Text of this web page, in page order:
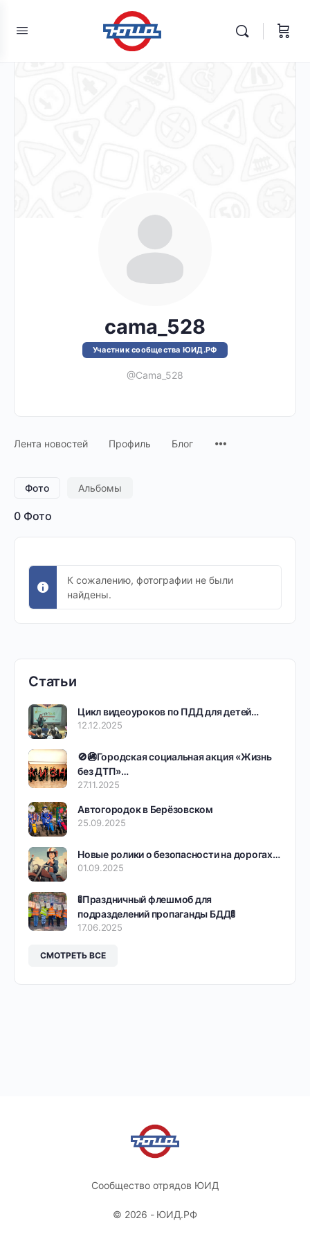
cama_528
Участник сообщества ЮИД.РФ
@Cama_528
Лента новостей Профиль Блог
Фото Альбомы
0 Фото
К сожалению, фотографии не были
найдены.
Статьи
Цикл видеоуроков по ПДД для детей…
12.12.2025
🚫🚳Городская социальная акция «Жизнь
без ДТП»…
27.11.2025
Автогородок в Берёзовском
25.09.2025
Новые ролики о безопасности на дорогах…
01.09.2025
🚦Праздничный флешмоб для
подразделений пропаганды БДД🚦
17.06.2025
СМОТРЕТЬ ВСЕ
Сообщество отрядов ЮИД
© 2026 - ЮИД.РФ